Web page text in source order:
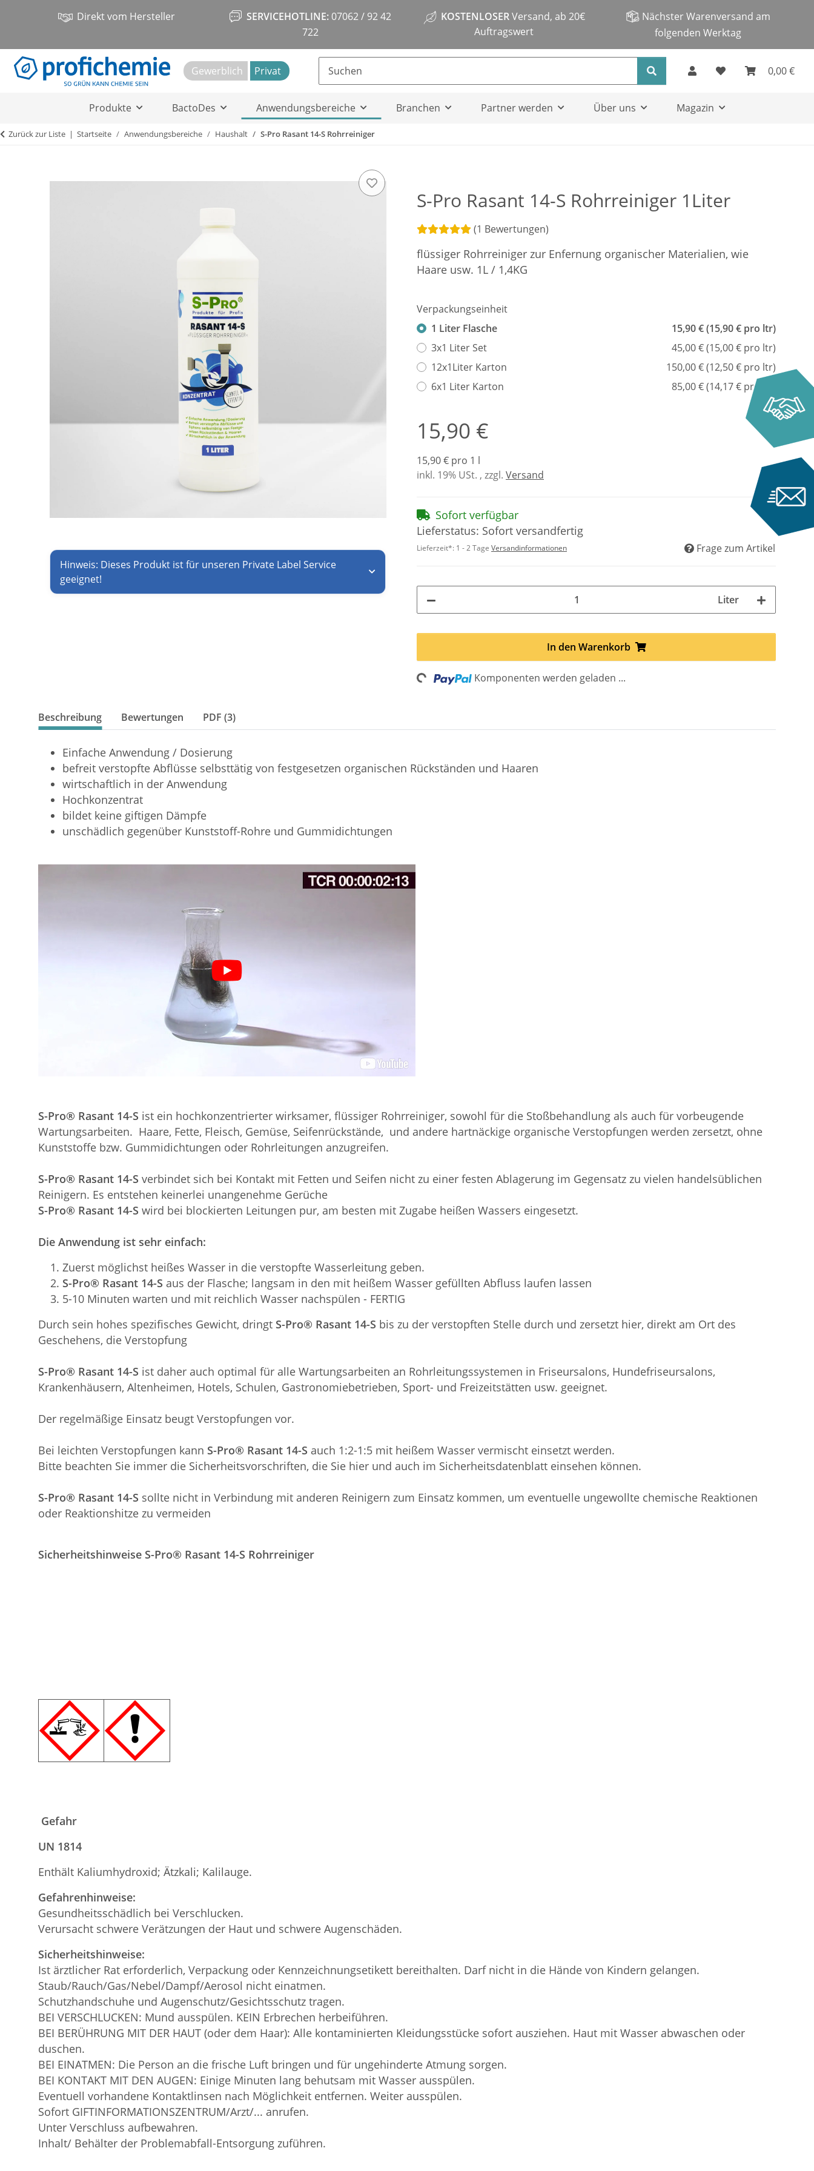
Direkt vom Hersteller SERVICEHOTLINE:07062 / 92 42
722
KOSTENLOSERVersand, ab 20€
Auftragswert
Nächster Warenversand am
folgenden Werktag
Gewerblich Privat 0,00 €
Produkte BactoDes Anwendungsbereiche Branchen Partner werden Über uns Magazin
Zurück zur Liste Startseite Anwendungsbereiche Haushalt S-Pro Rasant 14-S Rohrreiniger
Hinweis: Dieses Produkt ist für unseren Private Label Service
geeignet!
S-Pro Rasant 14-S Rohrreiniger 1Liter
(1 Bewertungen)
flüssiger Rohrreiniger zur Enfernung organischer Materialien, wie
Haare usw. 1L / 1,4KG
Verpackungseinheit
1 Liter Flasche
15,90 € (15,90 € pro ltr)
3x1 Liter Set
45,00 € (15,00 € pro ltr)
12x1Liter Karton
150,00 € (12,50 € pro ltr)
6x1 Liter Karton
85,00 € (14,17 € pro ltr)
15,90 €
15,90 € pro 1 l
inkl. 19% USt. , zzgl. Versand
Sofort verfügbar
Lieferstatus: Sofort versandfertig
Lieferzeit*: 1 - 2 Tage Versandinformationen Frage zum Artikel
Liter
In den Warenkorb
Loading... Komponenten werden geladen ...
Beschreibung Bewertungen PDF (3)
Einfache Anwendung / Dosierung
befreit verstopfte Abflüsse selbsttätig von festgesetzen organischen Rückständen und Haaren
wirtschaftlich in der Anwendung
Hochkonzentrat
bildet keine giftigen Dämpfe
unschädlich gegenüber Kunststoff-Rohre und Gummidichtungen
S-Pro® Rasant 14-S ist ein hochkonzentrierter wirksamer, flüssiger Rohrreiniger, sowohl für die Stoßbehandlung als auch für vorbeugende
Wartungsarbeiten. Haare, Fette, Fleisch, Gemüse, Seifenrückstände, und andere hartnäckige organische Verstopfungen werden zersetzt, ohne
Kunststoffe bzw. Gummidichtungen oder Rohrleitungen anzugreifen.
S-Pro® Rasant 14-S verbindet sich bei Kontakt mit Fetten und Seifen nicht zu einer festen Ablagerung im Gegensatz zu vielen handelsüblichen
Reinigern. Es entstehen keinerlei unangenehme Gerüche
S-Pro® Rasant 14-S wird bei blockierten Leitungen pur, am besten mit Zugabe heißen Wassers eingesetzt.
Die Anwendung ist sehr einfach:
Zuerst möglichst heißes Wasser in die verstopfte Wasserleitung geben.
S-Pro® Rasant 14-S aus der Flasche; langsam in den mit heißem Wasser gefüllten Abfluss laufen lassen
5-10 Minuten warten und mit reichlich Wasser nachspülen - FERTIG
Durch sein hohes spezifisches Gewicht, dringt S-Pro® Rasant 14-S bis zu der verstopften Stelle durch und zersetzt hier, direkt am Ort des
Geschehens, die Verstopfung
S-Pro® Rasant 14-S ist daher auch optimal für alle Wartungsarbeiten an Rohrleitungssystemen in Friseursalons, Hundefriseursalons,
Krankenhäusern, Altenheimen, Hotels, Schulen, Gastronomiebetrieben, Sport- und Freizeitstätten usw. geeignet.
Der regelmäßige Einsatz beugt Verstopfungen vor.
Bei leichten Verstopfungen kann S-Pro® Rasant 14-S auch 1:2-1:5 mit heißem Wasser vermischt einsetzt werden.
Bitte beachten Sie immer die Sicherheitsvorschriften, die Sie hier und auch im Sicherheitsdatenblatt einsehen können.
S-Pro® Rasant 14-S sollte nicht in Verbindung mit anderen Reinigern zum Einsatz kommen, um eventuelle ungewollte chemische Reaktionen
oder Reaktionshitze zu vermeiden
Sicherheitshinweise S-Pro® Rasant 14-S Rohrreiniger
Gefahr
UN 1814
Enthält Kaliumhydroxid; Ätzkali; Kalilauge.
Gefahrenhinweise:
Gesundheitsschädlich bei Verschlucken.
Verursacht schwere Verätzungen der Haut und schwere Augenschäden.
Sicherheitshinweise:
Ist ärztlicher Rat erforderlich, Verpackung oder Kennzeichnungsetikett bereithalten. Darf nicht in die Hände von Kindern gelangen.
Staub/Rauch/Gas/Nebel/Dampf/Aerosol nicht einatmen.
Schutzhandschuhe und Augenschutz/Gesichtsschutz tragen.
BEI VERSCHLUCKEN: Mund ausspülen. KEIN Erbrechen herbeiführen.
BEI BERÜHRUNG MIT DER HAUT (oder dem Haar): Alle kontaminierten Kleidungsstücke sofort ausziehen. Haut mit Wasser abwaschen oder
duschen.
BEI EINATMEN: Die Person an die frische Luft bringen und für ungehinderte Atmung sorgen.
BEI KONTAKT MIT DEN AUGEN: Einige Minuten lang behutsam mit Wasser ausspülen.
Eventuell vorhandene Kontaktlinsen nach Möglichkeit entfernen. Weiter ausspülen.
Sofort GIFTINFORMATIONSZENTRUM/Arzt/... anrufen.
Unter Verschluss aufbewahren.
Inhalt/ Behälter der Problemabfall-Entsorgung zuführen.